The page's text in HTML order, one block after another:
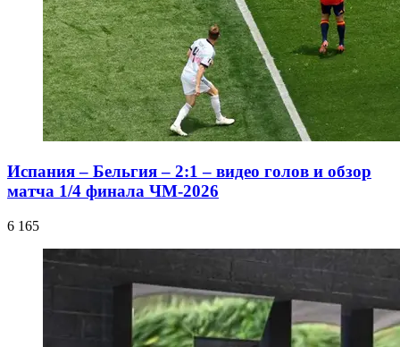
Испания – Бельгия – 2:1 – видео голов и обзор
матча 1/4 финала ЧМ-2026
6 165